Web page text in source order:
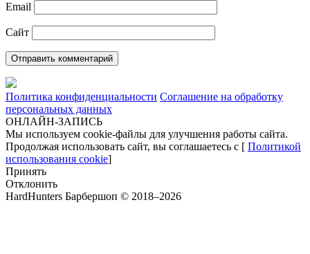
Email
Сайт
Политика конфиденциальности Соглашение на обработку
персональных данных
ОНЛАЙН-ЗАПИСЬ
Мы используем cookie-файлы для улучшения работы сайта.
Продолжая использовать сайт, вы соглашаетесь с [ Политикой
использования cookie]
Принять
Отклонить
HardHunters Барбершоп © 2018–2026